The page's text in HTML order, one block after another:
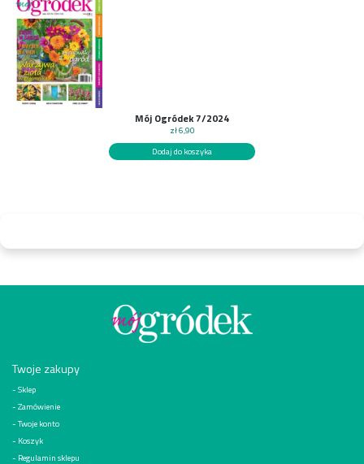
Mój Ogródek 7/2024
zł6,90
Dodaj do koszyka
Twoje zakupy
Sklep
Zamówienie
Twoje konto
Koszyk
Regulamin sklepu